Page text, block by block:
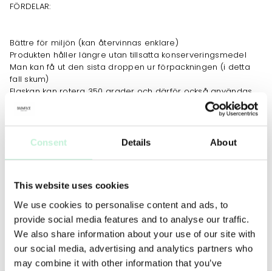
Consent Details About
This website uses cookies
We use cookies to personalise content and ads, to
provide social media features and to analyse our traffic.
We also share information about your use of our site with
our social media, advertising and analytics partners who
may combine it with other information that you’ve
FÖRDELAR:
Bättre för miljön (kan återvinnas enklare)
Produkten håller längre utan tillsatta konserveringsmedel
Man kan få ut den sista droppen ur förpackningen (i detta
fall skum)
Flaskan kan rotera 350 grader och därför också användas
ANVÄNDNING MER INFO INGREDIENSER
noga med vatten.
Utförsäljning